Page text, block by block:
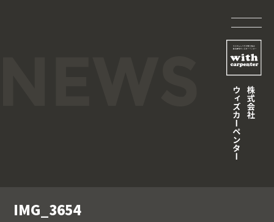
IMG_3654